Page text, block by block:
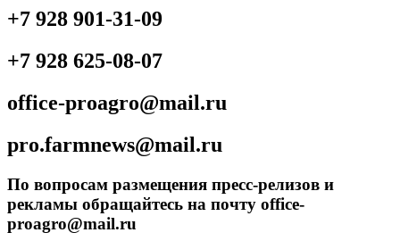
+7 928 901-31-09
+7 928 625-08-07
office-proagro@mail.ru
pro.farmnews@mail.ru
По вопросам размещения пресс-релизов и
рекламы обращайтесь на почту office-
proagro@mail.ru